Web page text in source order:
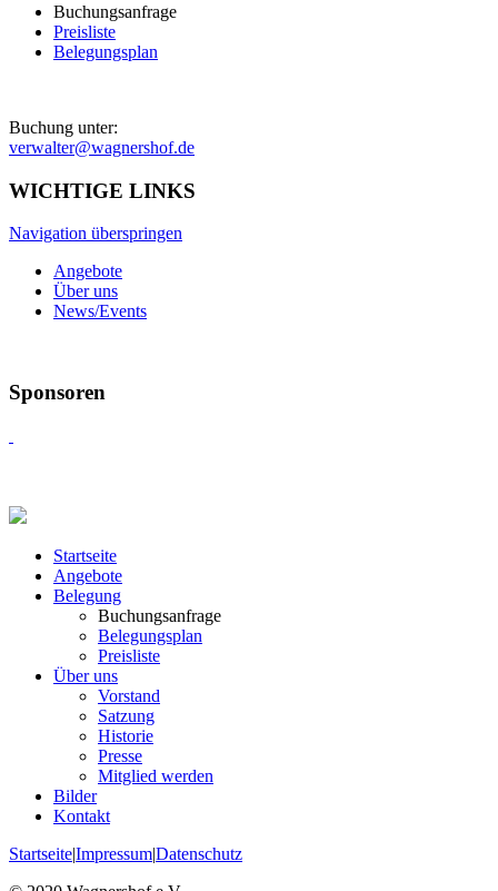
Buchungsanfrage
Preisliste
Belegungsplan
Buchung unter:
verwalter@wagnershof.de
WICHTIGE LINKS
Navigation überspringen
Angebote
Über uns
News/Events
Sponsoren
Startseite
Angebote
Belegung
Buchungsanfrage
Belegungsplan
Preisliste
Über uns
Vorstand
Satzung
Historie
Presse
Mitglied werden
Bilder
Kontakt
Startseite|Impressum|Datenschutz